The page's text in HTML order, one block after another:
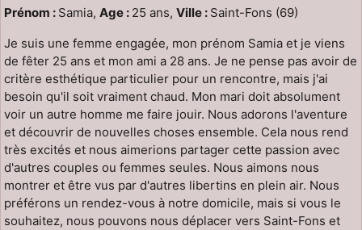
Prénom : Samia, Age : 25 ans, Ville : Saint-Fons (69)
Je suis une femme engagée, mon prénom Samia et je viens
de fêter 25 ans et mon ami a 28 ans. Je ne pense pas avoir de
critère esthétique particulier pour un rencontre, mais j'ai
besoin qu'il soit vraiment chaud. Mon mari doit absolument
voir un autre homme me faire jouir. Nous adorons l'aventure
et découvrir de nouvelles choses ensemble. Cela nous rend
très excités et nous aimerions partager cette passion avec
d'autres couples ou femmes seules. Nous aimons nous
montrer et être vus par d'autres libertins en plein air. Nous
préférons un rendez-vous à notre domicile, mais si vous le
souhaitez, nous pouvons nous déplacer vers Saint-Fons et